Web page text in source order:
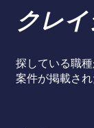
クレイ
探している職
案件が掲載さ